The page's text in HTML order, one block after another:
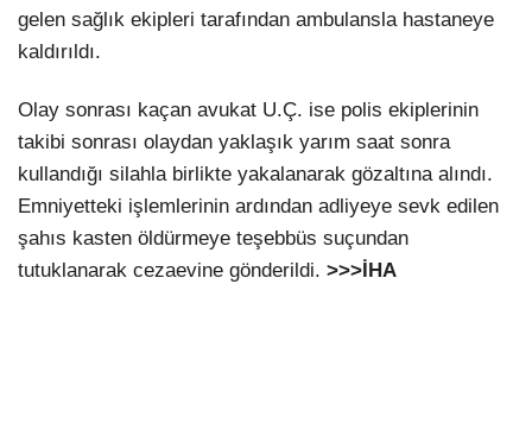
gelen sağlık ekipleri tarafından ambulansla hastaneye
kaldırıldı.
Olay sonrası kaçan avukat U.Ç. ise polis ekiplerinin
takibi sonrası olaydan yaklaşık yarım saat sonra
kullandığı silahla birlikte yakalanarak gözaltına alındı.
Emniyetteki işlemlerinin ardından adliyeye sevk edilen
şahıs kasten öldürmeye teşebbüs suçundan
tutuklanarak cezaevine gönderildi. >>>İHA